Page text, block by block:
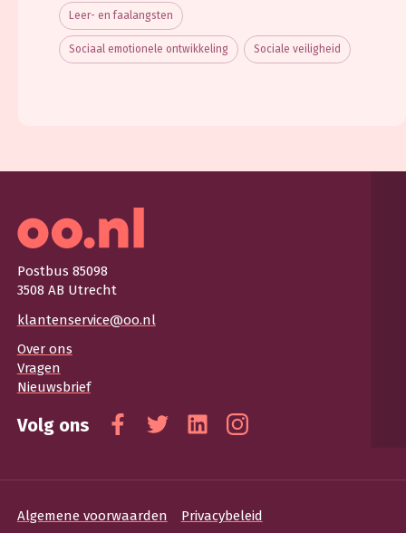
Leer- en faalangsten
Sociaal emotionele ontwikkeling Sociale veiligheid
Postbus 85098
3508 AB Utrecht
klantenservice@oo.nl
Over ons
Vragen
Nieuwsbrief
Volg ons
Facebook
TwitterLinkedinInstagram
Algemene voorwaarden Privacybeleid